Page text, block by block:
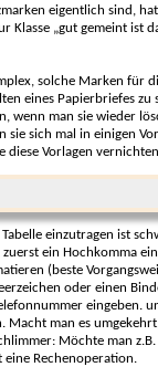
eigent­lich sind,
Klasse „gut gemeint ist
solche Marken für
eines Papierbriefes zu
wenn man sie wieder
sie sich mal in einigen
diese Vorlagen
einzutragen ist
ein Hoch­komma
(beste
oder einen
eingeben.
Macht man es
Möchte man z.B.
Rechen­operation.